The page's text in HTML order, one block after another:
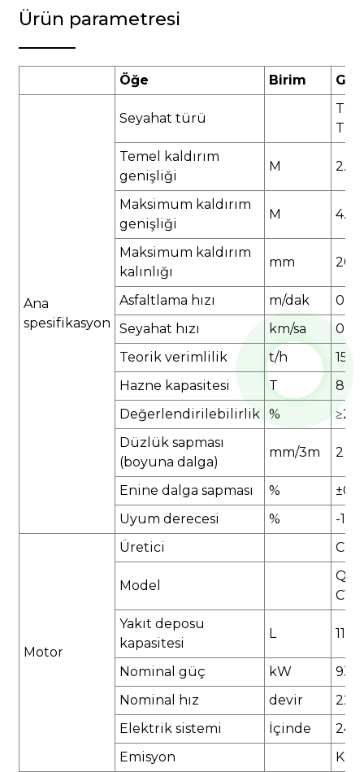
Ürün parametresi
Öğe Birim
Ana
spesifikasyon
Seyahat türü
Tipi
Temel kaldırım
genişliği
M 2.0
Maksimum kaldırım
genişliği
M 4.5
Maksimum kaldırım
kalınlığı
mm 200
Asfaltlama hızı m/dak
0-
Seyahat hızı
km/sa
0-
Teorik verimlilik
t/h
150
Hazne kapasitesi
T
8
Değerlendirilebilirlik %
≥20
Düzlük sapması
(boyuna dalga)
mm/3m 2
Enine dalga sapması %
Uyum derecesi
% -1～
Motor
Üretici
Model
C125
Yakıt deposu
kapasitesi
L 115
Nominal güç kW
93
Nominal hız
devir
Elektrik sistemi
İçinde
24
Emisyon